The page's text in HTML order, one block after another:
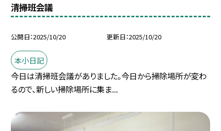
清掃班会議
公開日 2025/10/20 更新日 2025/10/20
本小日記
今日は清掃班会議がありました。今日から掃除場所が変わ
るので、新しい掃除場所に集ま...